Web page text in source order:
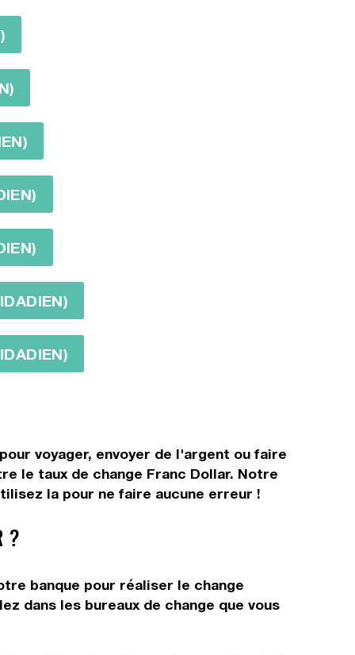
voyager, envoyer de l'argent ou faire
le taux de change Franc Dollar. Notre
la pour ne faire aucune erreur !
?
banque pour réaliser le change
dans les bureaux de change que vous